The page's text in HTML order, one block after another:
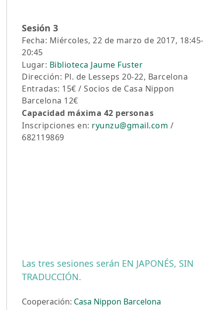
Sesión 3
Fecha: Miércoles, 22 de marzo de 2017, 18:45-
20:45
Lugar: Biblioteca Jaume Fuster
Dirección: Pl. de Lesseps 20-22, Barcelona
Entradas: 15€ / Socios de Casa Nippon
Barcelona 12€
Capacidad máxima 42 personas
Inscripciones en: ryunzu@gmail.com /
682119869
Las tres sesiones serán EN JAPONÉS, SIN
TRADUCCIÓN.
Cooperación: Casa Nippon Barcelona